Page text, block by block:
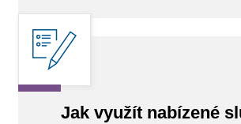
Jak využít nabízené